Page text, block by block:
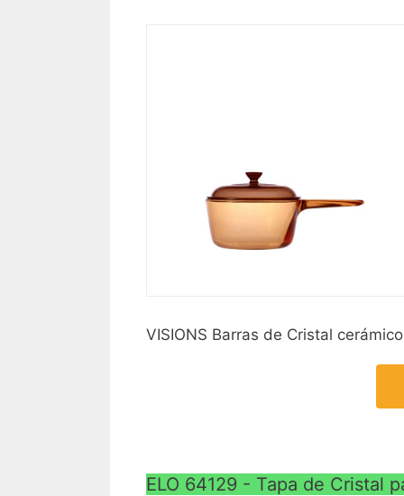
VISIONS Barras de Cristal
ELO 64129 - Tapa de Cristal